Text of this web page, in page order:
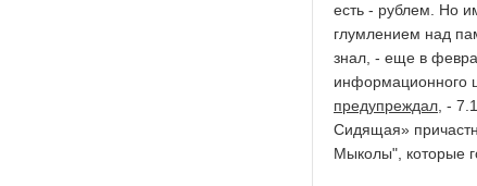
есть - рублем. Но
глумлением над
знал, - еще в
информационного
предупреждал , -
Сидящая»
Мыколы", которые